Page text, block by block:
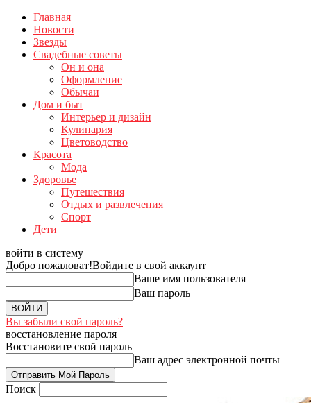
Главная
Новости
Звезды
Свадебные советы
Он и она
Оформление
Обычаи
Дом и быт
Интерьер и дизайн
Кулинария
Цветоводство
Красота
Мода
Здоровье
Путешествия
Отдых и развлечения
Спорт
Дети
войти в систему
Добро пожаловат!Войдите в свой аккаунт
Ваше имя пользователя
Ваш пароль
Вы забыли свой пароль?
восстановление пароля
Восстановите свой пароль
Ваш адрес электронной почты
Поиск